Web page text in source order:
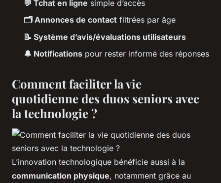
💬 Tchat en ligne simple d’accès
🗂️ Annonces de contact filtrées par âge
📝 Système d’avis/évaluations utilisateurs
🔔 Notifications pour rester informé des réponses
Comment faciliter la vie
quotidienne des duos seniors avec
la technologie ?
L’innovation technologique bénéficie aussi à la
communication physique, notamment grâce au